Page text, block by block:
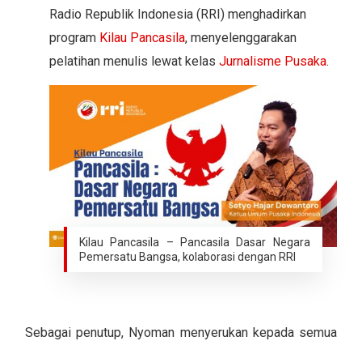
Radio Republik Indonesia (RRI) menghadirkan
program Kilau Pancasila, menyelenggarakan
pelatihan menulis lewat kelasJurnalisme Pusaka.
Kilau Pancasila – Pancasila Dasar Negara
Pemersatu Bangsa, kolaborasi dengan RRI
Sebagai penutup, Nyoman menyerukan kepada semua